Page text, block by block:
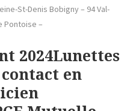
St-Denis Bobigny – 94 Val-
Pontoise –
2024Lunettes
en